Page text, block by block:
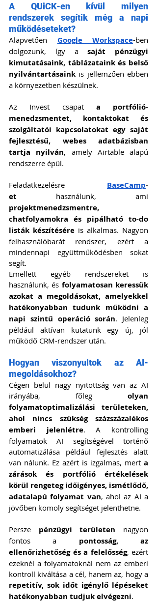
A QUiCK-en kívül milyen
rendszerek segítik még a napi
működéseteket?
Alapvetően Google Workspace-ben
dolgozunk, így a saját pénzügyi
kimutatásaink, táblázataink és belső
nyilvántartásaink is jellemzően ebben
a környezetben készülnek.
Az Invest csapat a portfólió-
menedzsmentet, kontaktokat és
szolgáltatói kapcsolatokat egy saját
fejlesztésű, webes adatbázisban
tartja nyilván, amely Airtable alapú
rendszerre épül.
Feladatkezelésre BaseCamp-
et
projektmenedzsmentre,
chatfolyamokra és pipálható to-do
listák készítésére is alkalmas. Nagyon
felhasználóbarát rendszer, ezért a
mindennapi együttműködésben sokat
segít.
Emellett egyéb rendszereket is
használunk, és folyamatosan keressük
azokat a megoldásokat, amelyekkel
hatékonyabban tudunk működni a
napi szintű operáció során. Jelenleg
például aktívan kutatunk egy új, jól
működő CRM-rendszer után.
Hogyan viszonyultok az AI-
megoldásokhoz?
Cégen belül nagy nyitottság van az AI
irányába, főleg olyan
folyamatoptimalizálási területeken,
ahol nincs szükség százszázalékos
emberi jelenlétre. A kontrolling
folyamatok AI segítségével történő
automatizálása például fejlesztés alatt
van nálunk. Ez azért is izgalmas, mert a
zárások és portfólió értékelések
körül rengeteg időigényes, ismétlődő,
adatalapú folyamat van, ahol az AI a
jövőben komoly segítséget jelenthetne.
Persze pénzügyi területen nagyon
fontos a pontosság, az
ellenőrizhetőség és a felelősség, ezért
ezeknél a folyamatoknál nem az emberi
repetitív, sok időt igénylő lépéseket
hatékonyabban tudjuk elvégezni.